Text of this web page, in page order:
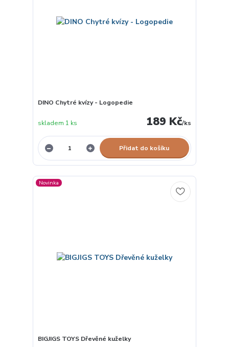
DINO Chytré kvízy - Logopedie
189 Kč/ks
skladem 1 ks
Přidat do košíku
Novinka
BIGJIGS TOYS Dřevěné kuželky